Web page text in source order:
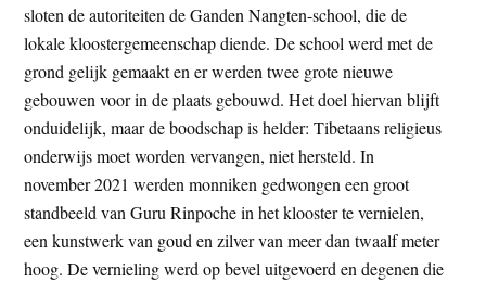
sloten de autoriteiten de Ganden Nangten-school, die de
lokale kloostergemeenschap diende. De school werd met de
grond gelijk gemaakt en er werden twee grote nieuwe
gebouwen voor in de plaats gebouwd. Het doel hiervan blijft
onduidelijk, maar de boodschap is helder: Tibetaans religieus
onderwijs moet worden vervangen, niet hersteld. In
november 2021 werden monniken gedwongen een groot
standbeeld van Guru Rinpoche in het klooster te vernielen,
een kunstwerk van goud en zilver van meer dan twaalf meter
hoog. De vernieling werd op bevel uitgevoerd en degenen die